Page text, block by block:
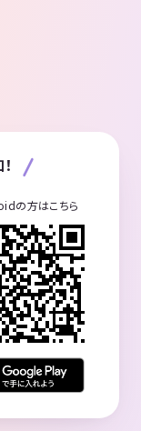
の方はこちら